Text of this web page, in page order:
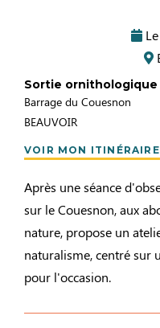
Le
Sortie
Barrage du Couesnon
BEAUVOIR
VOIR MON ITINÉRAIRE
Après une séance
sur le Couesnon, aux
nature, propose un
naturalisme, centré sur
pour l'occasion.